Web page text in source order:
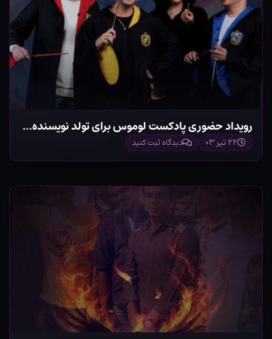
رویداد حضوری پادکست لوموس برای تولد نویسنده…
۲۲ تیر ۰۳ دیدگاه ثبت کنید